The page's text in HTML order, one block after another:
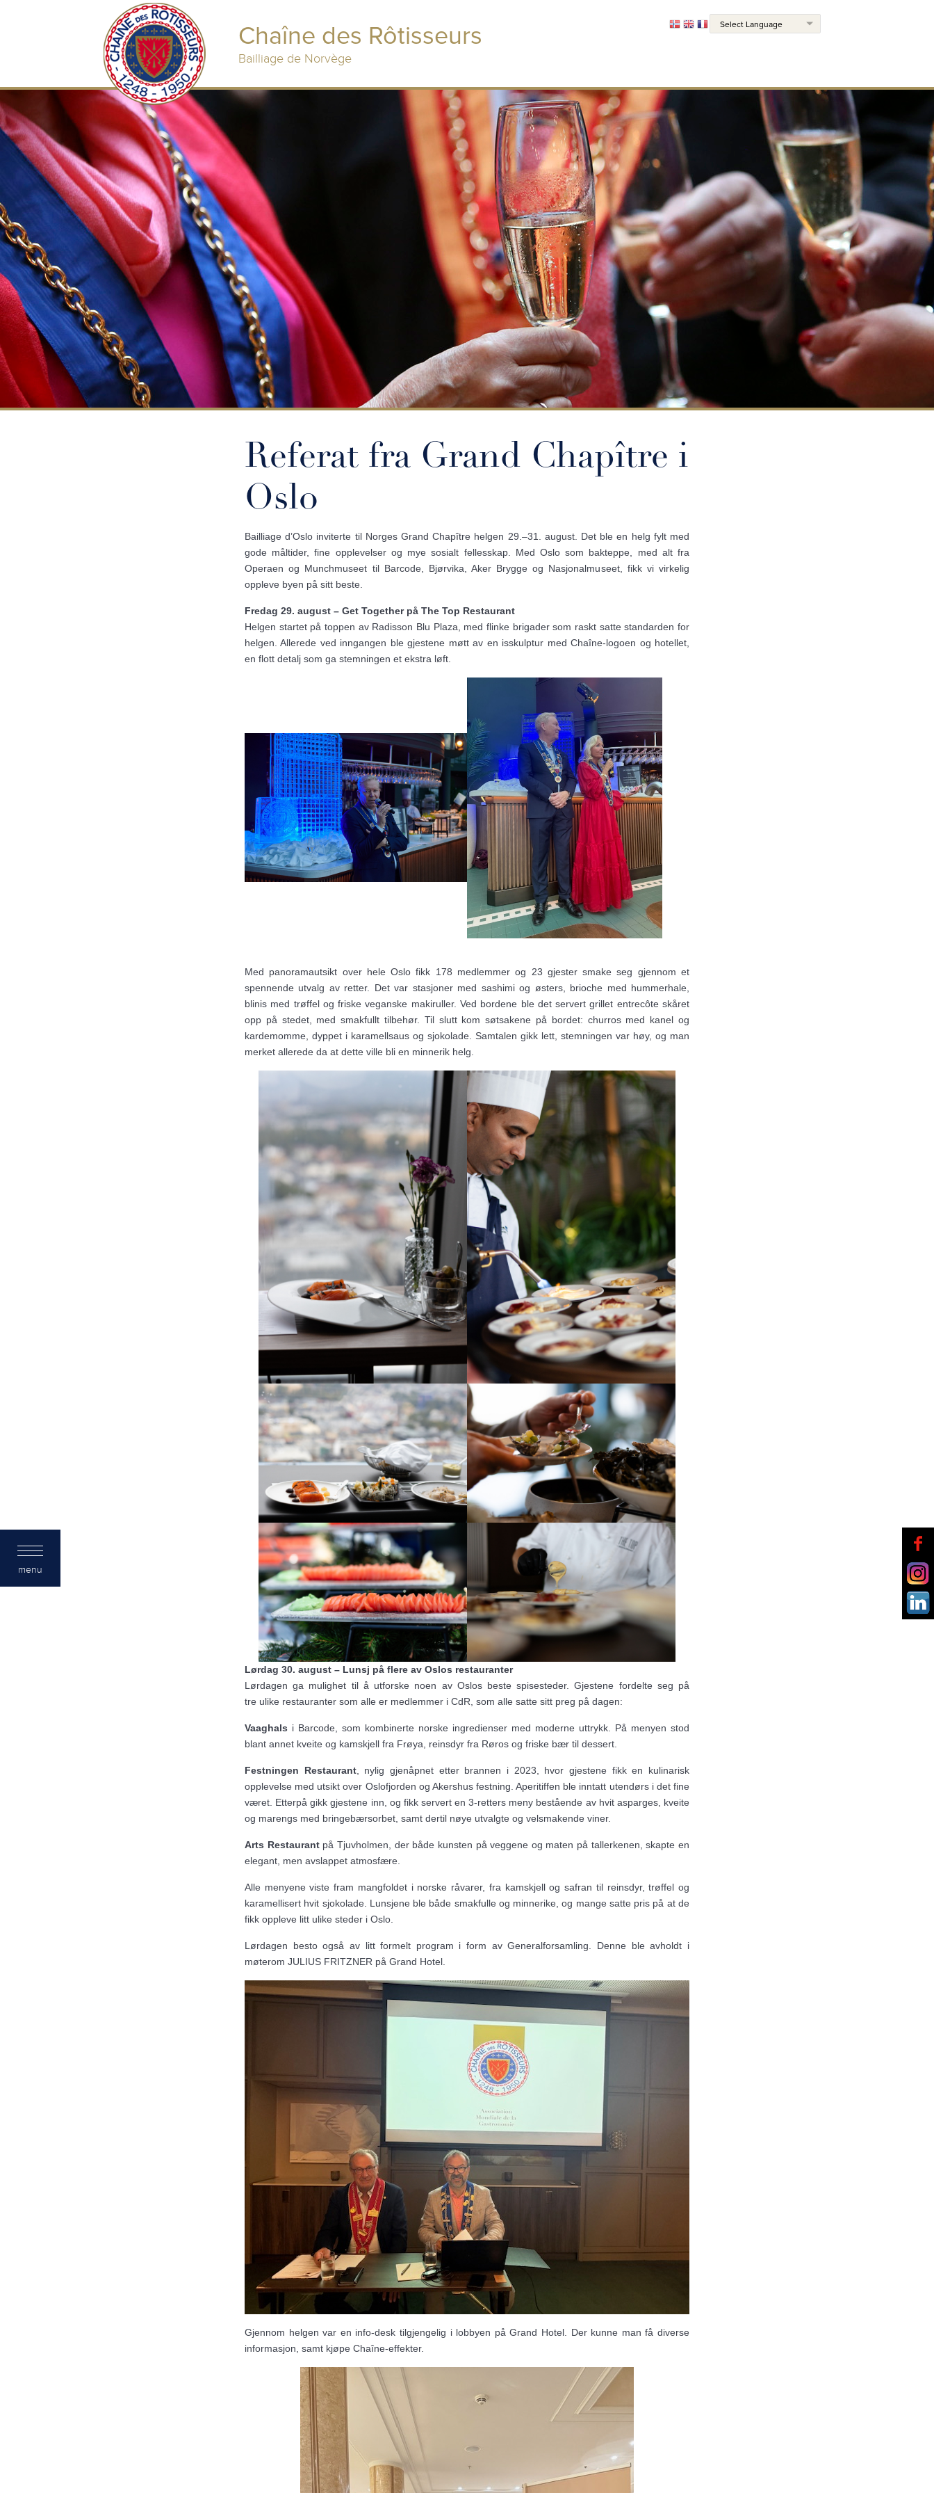
Chaîne des Rôtisseurs
Bailliage de Norvège
Referat fra Grand Chapître i
Oslo
Bailliage d’Oslo inviterte til Norges Grand Chapître helgen 29.–31. august. Det ble en helg fylt med
gode måltider, fine opplevelser og mye sosialt fellesskap. Med Oslo som bakteppe, med alt fra
Operaen og Munchmuseet til Barcode, Bjørvika, Aker Brygge og Nasjonalmuseet, fikk vi virkelig
oppleve byen på sitt beste.
Fredag 29. august – Get Together på The Top Restaurant
Helgen startet på toppen av Radisson Blu Plaza, med flinke brigader som raskt satte standarden for
helgen. Allerede ved inngangen ble gjestene møtt av en isskulptur med Chaîne-logoen og hotellet,
en flott detalj som ga stemningen et ekstra løft.
Med panoramautsikt over hele Oslo fikk 178 medlemmer og 23 gjester smake seg gjennom et
spennende utvalg av retter. Det var stasjoner med sashimi og østers, brioche med hummerhale,
blinis med trøffel og friske veganske makiruller. Ved bordene ble det servert grillet entrecôte skåret
opp på stedet, med smakfullt tilbehør. Til slutt kom søtsakene på bordet: churros med kanel og
kardemomme, dyppet i karamellsaus og sjokolade. Samtalen gikk lett, stemningen var høy, og man
merket allerede da at dette ville bli en minnerik helg.
Lørdag 30. august – Lunsj på flere av Oslos restauranter
Lørdagen ga mulighet til å utforske noen av Oslos beste spisesteder. Gjestene fordelte seg på
tre ulike restauranter som alle er medlemmer i CdR, som alle satte sitt preg på dagen:
Vaaghals i Barcode, som kombinerte norske ingredienser med moderne uttrykk. På menyen stod
blant annet kveite og kamskjell fra Frøya, reinsdyr fra Røros og friske bær til dessert.
Festningen Restaurant, nylig gjenåpnet etter brannen i 2023, hvor gjestene fikk en kulinarisk
opplevelse med utsikt over Oslofjorden og Akershus festning. Aperitiffen ble inntatt utendørs i det fine
været. Etterpå gikk gjestene inn, og fikk servert en 3-retters meny bestående av hvit asparges, kveite
og marengs med bringebærsorbet, samt dertil nøye utvalgte og velsmakende viner.
Arts Restaurantpå Tjuvholmen, der både kunsten på veggene og maten på tallerkenen, skapte en
elegant, men avslappet atmosfære.
Alle menyene viste fram mangfoldet i norske råvarer, fra kamskjell og safran til reinsdyr, trøffel og
karamellisert hvit sjokolade. Lunsjene ble både smakfulle og minnerike, og mange satte pris på at de
fikk oppleve litt ulike steder i Oslo.
Lørdagen besto også av litt formelt program i form av Generalforsamling. Denne ble avholdt i
møterom JULIUS FRITZNER på Grand Hotel.
Gjennom helgen var en info-desk tilgjengelig i lobbyen på Grand Hotel. Der kunne man få diverse
informasjon, samt kjøpe Chaîne-effekter.
menu